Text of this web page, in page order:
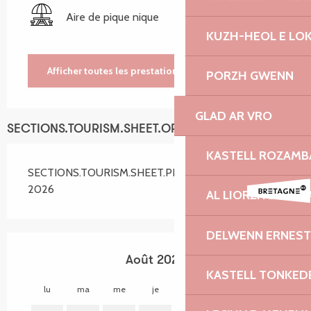
KUZH-HEOL E
PORZH GWENN
GLAD AR VRO
KASTELL
AL LIORZHOÙ
DELWENN
KASTELL
Aire de pique nique
Afficher toutes les prestations
SECTIONS.TOURISM.SHEET.OPENINGS
SECTIONS.TOURISM.SHEET.PERIODS.ALL_YEAR
2026
Août 2026
lu ma me je